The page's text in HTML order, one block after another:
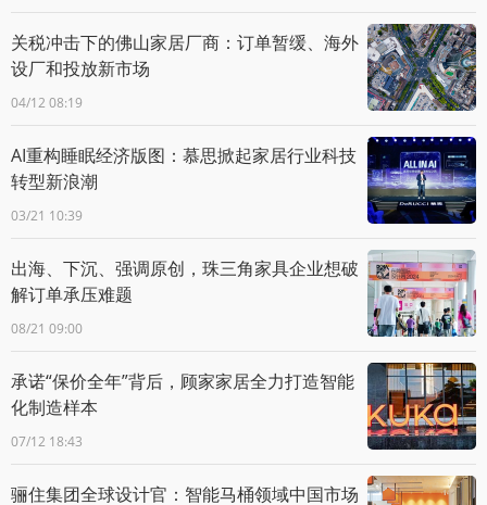
关税冲击下的佛山家居厂商：订单暂缓、海外
设厂和投放新市场
04/12 08:19
AI重构睡眠经济版图：慕思掀起家居行业科技
转型新浪潮
03/21 10:39
出海、下沉、强调原创，珠三角家具企业想破
解订单承压难题
08/21 09:00
承诺“保价全年”背后，顾家家居全力打造智能
化制造样本
07/12 18:43
骊住集团全球设计官：智能马桶领域中国市场